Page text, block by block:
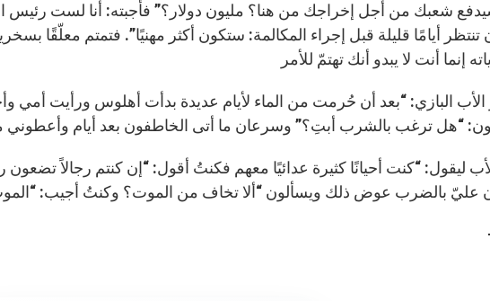
شعبك من أجل إخراجك من هنا؟ مليون دولار؟” فأجبته: أنا لست رئيس
تنتظر أيامًا قليلة قبل إجراء المكالمة: ستكون أكثر مهنيًا”. فتمتم معلّقًا
الأب البازي: “بعد أن حُرمت من الماء لأيام عديدة بدأت أهلوس ورأيت أمي
ليقول: “كنت أحيانًا كثيرة عدائيًا معهم فكنتُ أقول: “إن كنتم رجالاً